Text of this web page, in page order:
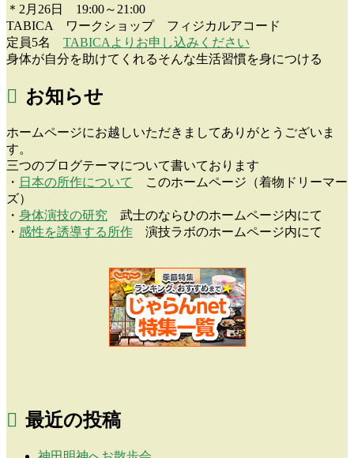
＊2月26日 19:00～21:00
TABICA ワークショップ フィジカルアコード
定員5名 TABICAよりお申し込みください
身体が自分を助けてくれるそんな生活習慣を身につける
お知らせ
ホームページにお越しいただきましてありがとうございま
す。
三つのブログテーマについて書いております
・ 日本の所作について
このホームページ（着物ドリーマー
ズ）
・ 身体演技の研究 武士のならひのホームページ内にて
・ 感性を誘導する所作 演技ラボのホームページ内にて
最近の投稿